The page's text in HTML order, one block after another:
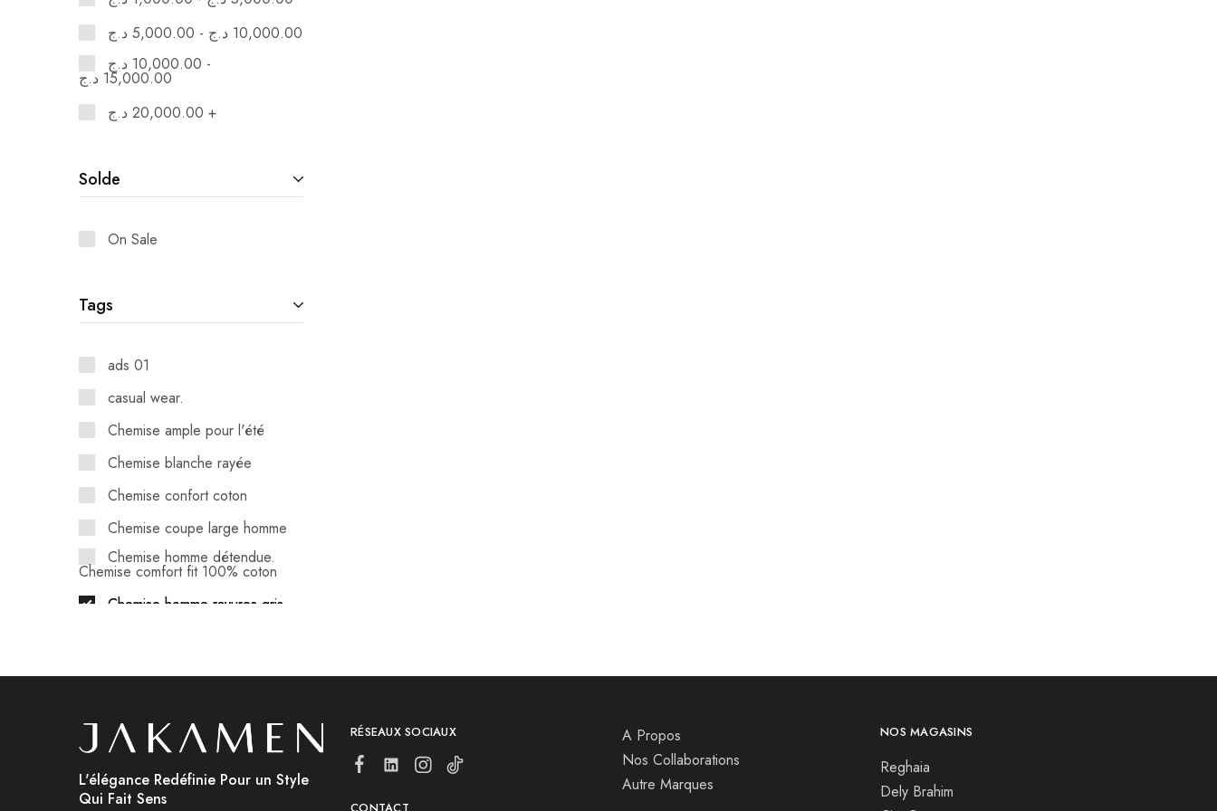
5,000.00 د.ج - 10,000.00 د.ج
10,000.00 د.ج -
15,000.00 د.ج
20,000.00 د.ج +
Solde
On Sale
Tags
ads 01
casual wear.
Chemise ample pour l'été
Chemise blanche rayée
Chemise confort coton
Chemise coupe large homme
Chemise homme détendue.
Chemise comfort fit 100% coton
Chemise homme rayures gris
vacances
Algérie
L'élégance Redéfinie Pour un Style
Qui Fait Sens
RÉSEAUX SOCIAUX
A Propos
Nos Collaborations
Autre Marques
NOS MAGASINS
Reghaia
Dely Brahim